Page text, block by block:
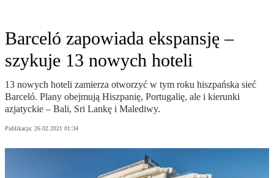
Barceló zapowiada ekspansję –
szykuje 13 nowych hoteli
13 nowych hoteli zamierza otworzyć w tym roku hiszpańska sieć
Barceló. Plany obejmują Hiszpanię, Portugalię, ale i kierunki
azjatyckie – Bali, Sri Lankę i Malediwy.
Publikacja: 26.02.2021 01:34